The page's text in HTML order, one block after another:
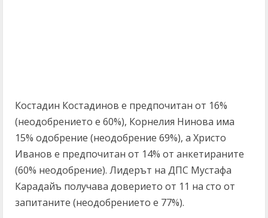
Костадин Костадинов е предпочитан от 16%
(неодобрението е 60%), Корнелия Нинова има
15% одобрение (неодобрение 69%), а Христо
Иванов е предпочитан от 14% от анкетираните
(60% неодобрение). Лидерът на ДПС Мустафа
Карадайъ получава доверието от 11 на сто от
запитаните (неодобрението е 77%).